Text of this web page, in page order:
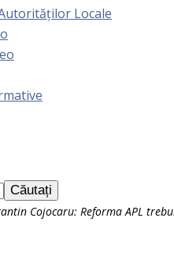
Locale
Cojocaru: Reforma APL